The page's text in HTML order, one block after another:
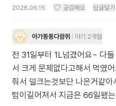
2026.06.15 공감해요 답글달기
아가통통다람쥐 아기 2개월
전 31일부터 1L넘겼어요~ 다
서 크게 문제없다고해서 먹였
줘서 덜크는것보단 나은거같아
텀이길어져서 지금은 66일됐